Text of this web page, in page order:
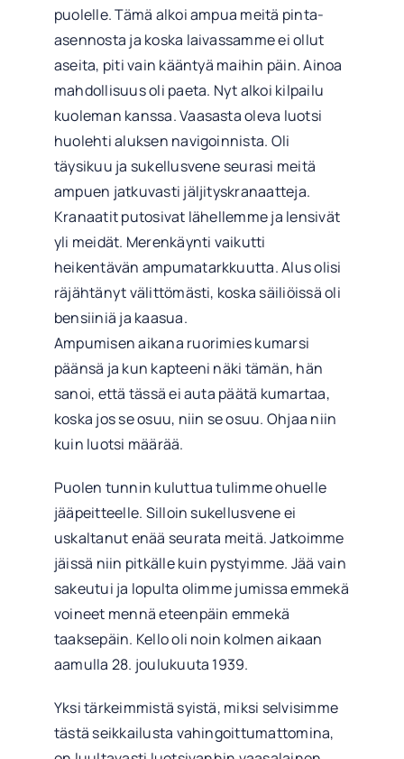
puolelle. Tämä alkoi ampua meitä pinta-
asennosta ja koska laivassamme ei ollut
aseita, piti vain kääntyä maihin päin. Ainoa
mahdollisuus oli paeta. Nyt alkoi kilpailu
kuoleman kanssa. Vaasasta oleva luotsi
huolehti aluksen navigoinnista. Oli
täysikuu ja sukellusvene seurasi meitä
ampuen jatkuvasti jäljityskranaatteja.
Kranaatit putosivat lähellemme ja lensivät
yli meidät. Merenkäynti vaikutti
heikentävän ampumatarkkuutta. Alus olisi
räjähtänyt välittömästi, koska säiliöissä oli
bensiiniä ja kaasua.
Ampumisen aikana ruorimies kumarsi
päänsä ja kun kapteeni näki tämän, hän
sanoi, että tässä ei auta päätä kumartaa,
koska jos se osuu, niin se osuu. Ohjaa niin
kuin luotsi määrää.
Puolen tunnin kuluttua tulimme ohuelle
jääpeitteelle. Silloin sukellusvene ei
uskaltanut enää seurata meitä. Jatkoimme
jäissä niin pitkälle kuin pystyimme. Jää vain
sakeutui ja lopulta olimme jumissa emmekä
voineet mennä eteenpäin emmekä
taaksepäin. Kello oli noin kolmen aikaan
aamulla 28. joulukuuta 1939.
Yksi tärkeimmistä syistä, miksi selvisimme
tästä seikkailusta vahingoittumattomina,